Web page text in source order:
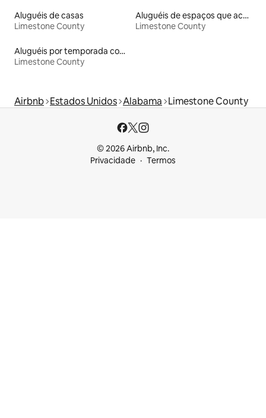
Aluguéis de casas
Limestone County
Aluguéis de espaços que aceitam animais de estimação
Limestone County
Aluguéis por temporada com acesso ao lago
Limestone County
Airbnb Estados Unidos Alabama Limestone County
© 2026 Airbnb, Inc.
Privacidade
Termos